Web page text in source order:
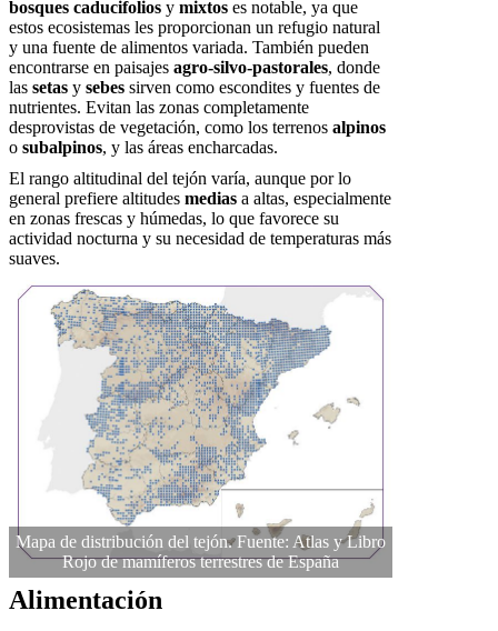
bosques caducifolios y mixtos es notable, ya que
estos ecosistemas les proporcionan un refugio natural
y una fuente de alimentos variada. También pueden
encontrarse en paisajes agro-silvo-pastorales, donde
las setas y sebes sirven como escondites y fuentes de
nutrientes. Evitan las zonas completamente
desprovistas de vegetación, como los terrenos alpinos
o subalpinos, y las áreas encharcadas.
El rango altitudinal del tejón varía, aunque por lo
general prefiere altitudes medias a altas, especialmente
en zonas frescas y húmedas, lo que favorece su
actividad nocturna y su necesidad de temperaturas más
suaves.
Mapa de distribución del tejón. Fuente: Atlas y Libro
Rojo de mamíferos terrestres de España
Alimentación